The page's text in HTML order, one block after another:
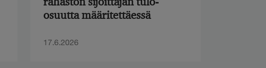
osuutta määritettäessä
17.6.2026